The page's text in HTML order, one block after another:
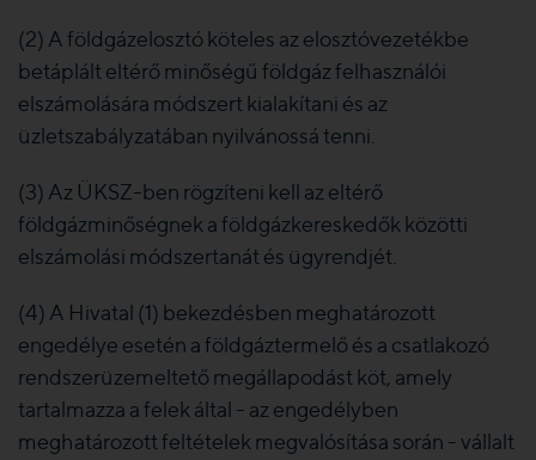
(2) A földgázelosztó köteles az elosztóvezetékbe
betáplált eltérő minőségű földgáz felhasználói
elszámolására módszert kialakítani és az
üzletszabályzatában nyilvánossá tenni.
(3) Az ÜKSZ-ben rögzíteni kell az eltérő
földgázminőségnek a földgázkereskedők közötti
elszámolási módszertanát és ügyrendjét.
(4) A Hivatal (1) bekezdésben meghatározott
engedélye esetén a földgáztermelő és a csatlakozó
rendszerüzemeltető megállapodást köt, amely
tartalmazza a felek által - az engedélyben
meghatározott feltételek megvalósítása során - vállalt